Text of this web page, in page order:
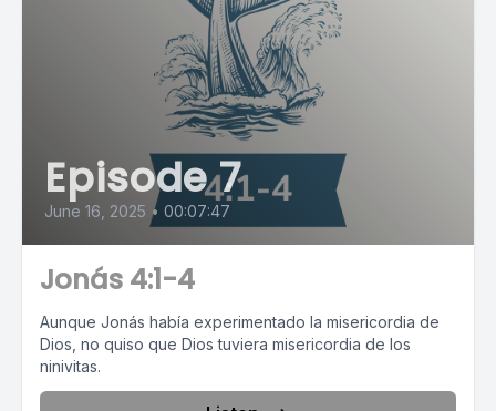
Episode 7
June 16, 2025 • 00:07:47
Jonás 4:1-4
Aunque Jonás había experimentado la misericordia de
Dios, no quiso que Dios tuviera misericordia de los
ninivitas.